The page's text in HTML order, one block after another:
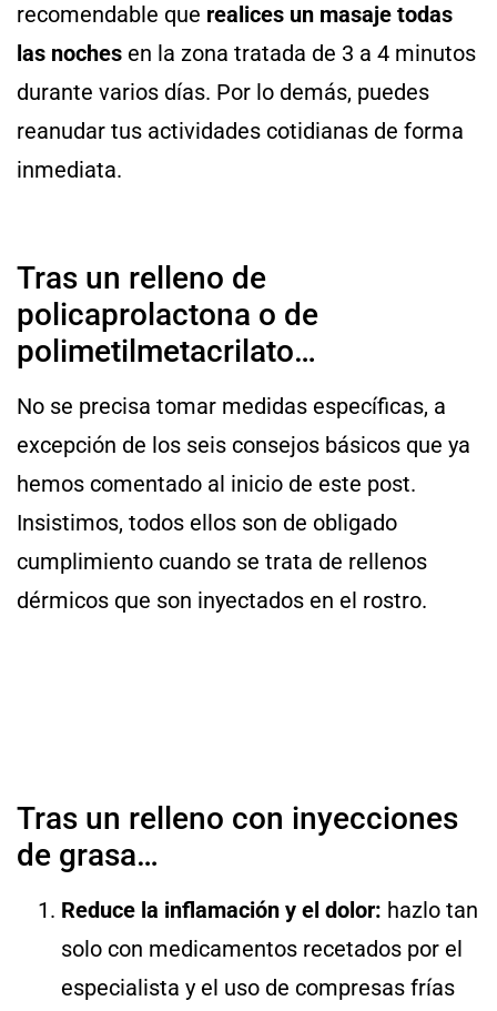
recomendable que realices un masaje todas
las noches en la zona tratada de 3 a 4 minutos
durante varios días. Por lo demás, puedes
reanudar tus actividades cotidianas de forma
inmediata.
Tras un relleno de
policaprolactona o de
polimetilmetacrilato…
No se precisa tomar medidas específicas, a
excepción de los seis consejos básicos que ya
hemos comentado al inicio de este post.
Insistimos, todos ellos son de obligado
cumplimiento cuando se trata de rellenos
dérmicos que son inyectados en el rostro.
Tras un relleno con inyecciones
de grasa…
Reduce la inflamación y el dolor: hazlo tan
solo con medicamentos recetados por el
especialista y el uso de compresas frías